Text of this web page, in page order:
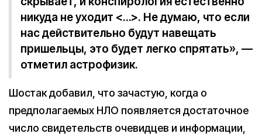
никуда не уходит <…>. Не думаю, что если
нас действительно будут навещать
пришельцы, это будет легко спрятать», —
отметил астрофизик.
Шостак добавил, что зачастую, когда о
предполагаемых НЛО появляется достаточное
число свидетельств очевидцев и информации,